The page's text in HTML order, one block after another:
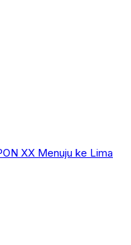
XX Menuju ke Lima